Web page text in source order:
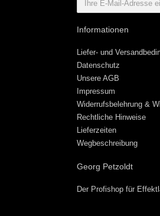
Informationen
Liefer- und
Datenschutz
Unsere AGB
Impressum
Widerrufsbelehrung &
Rechtliche Hinweise
Lieferzeiten
Wegbeschreibung
Georg Petzoldt
Der Profishop für